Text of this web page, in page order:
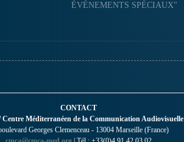
ÉVÉNEMENTS SPÉCIAUX"
CONTACT
Méditerranéen de la Communication Audiovisuelle
Georges Clemenceau - 13004 Marseille (France)